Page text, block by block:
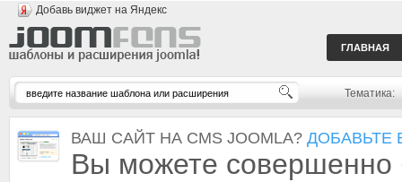
Добавь виджет на Яндекс
ГЛАВНАЯ
Тематика:
ВАШ САЙТ НА CMS JOOMLA? ДОБАВЬТЕ
Вы можете совершенно